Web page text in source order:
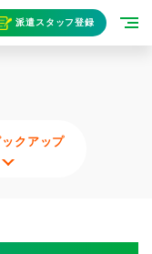
派遣スタッフ登録
クアップ